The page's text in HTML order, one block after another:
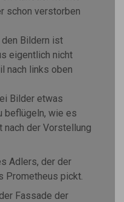
schon verstorben
den Bildern ist
eigentlich nicht
nach links oben
Bilder etwas
beflügeln, wie es
nach der Vorstellung
Adlers, der der
Prometheus pickt.
Fassade der